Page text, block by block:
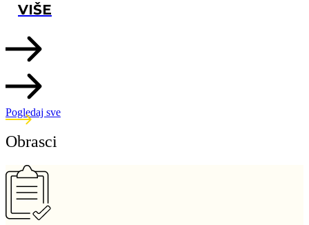
VIŠE
Pogledaj sve
Obrasci